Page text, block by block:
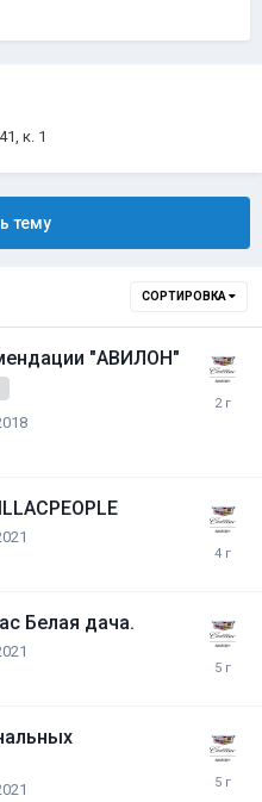
к. 1
тему
СОРТИРОВКА
"АВИЛОН"
Белая дача.